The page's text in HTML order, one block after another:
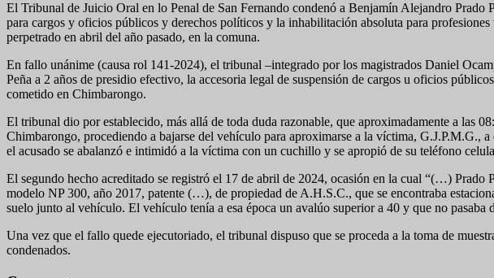
El Tribunal de Juicio Oral en lo Penal de San Fernando condenó a Benjamín Alejandro Prado
para cargos y oficios públicos y derechos políticos y la inhabilitación absoluta para
perpetrado en abril del año pasado, en la comuna.
En fallo unánime (causa rol 141-2024), el tribunal –integrado por los magistrados Daniel
Peña a 2 años de presidio efectivo, la accesoria legal de suspensión de cargos u oficios
cometido en Chimbarongo.
El tribunal dio por establecido, más allá de toda duda razonable, que aproximadamente a las
Chimbarongo, procediendo a bajarse del vehículo para aproximarse a la víctima, G.J.P.M.G.,
el acusado se abalanzó e intimidó a la víctima con un cuchillo y se apropió de su teléfono
El segundo hecho acreditado se registró el 17 de abril de 2024, ocasión en la cual “(…)
modelo NP 300, año 2017, patente (…), de propiedad de A.H.S.C., que se encontraba
suelo junto al vehículo. El vehículo tenía a esa época un avalúo superior a 40 y que no pasaba
Una vez que el fallo quede ejecutoriado, el tribunal dispuso que se proceda a la toma de
condenados.